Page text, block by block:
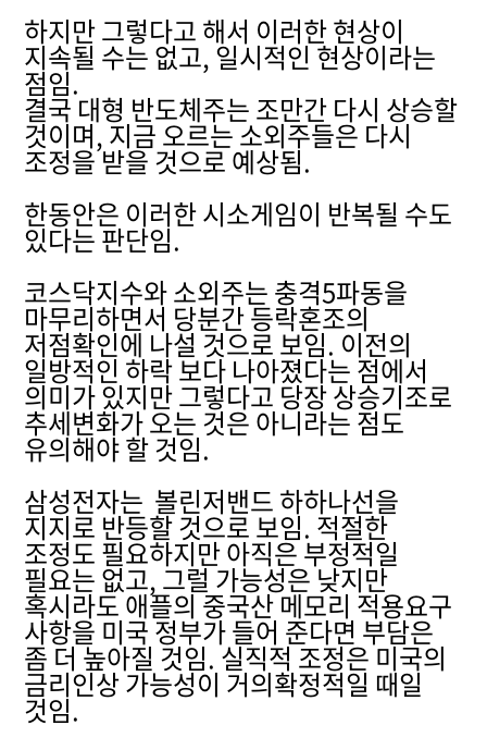
하지만 그렇다고 해서 이러한 현상이
지속될 수는 없고, 일시적인 현상이라는
점임.
결국 대형 반도체주는 조만간 다시 상승할
것이며, 지금 오르는 소외주들은 다시
조정을 받을 것으로 예상됨.
한동안은 이러한 시소게임이 반복될 수도
있다는 판단임.
코스닥지수와 소외주는 충격5파동을
마무리하면서 당분간 등락혼조의
저점확인에 나설 것으로 보임. 이전의
일방적인 하락 보다 나아졌다는 점에서
의미가 있지만 그렇다고 당장 상승기조로
추세변화가 오는 것은 아니라는 점도
유의해야 할 것임.
삼성전자는 볼린저밴드 하하나선을
지지로 반등할 것으로 보임. 적절한
조정도 필요하지만 아직은 부정적일
필요는 없고, 그럴 가능성은 낮지만
혹시라도 애플의 중국산 메모리 적용요구
사항을 미국 정부가 들어 준다면 부담은
좀 더 높아질 것임. 실직적 조정은 미국의
금리인상 가능성이 거의확정적일 때일
것임.